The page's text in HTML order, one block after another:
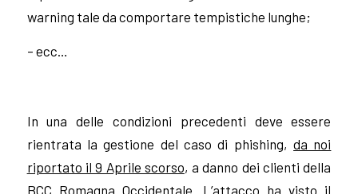
warning tale da comportare tempistiche lunghe;
– ecc…
In una delle condizioni precedenti deve essere
rientrata la gestione del caso di phishing,da noi
riportato il 9 Aprile scorso, a danno dei clienti della
BCC Romagna Occidentale. L’attacco ha visto il